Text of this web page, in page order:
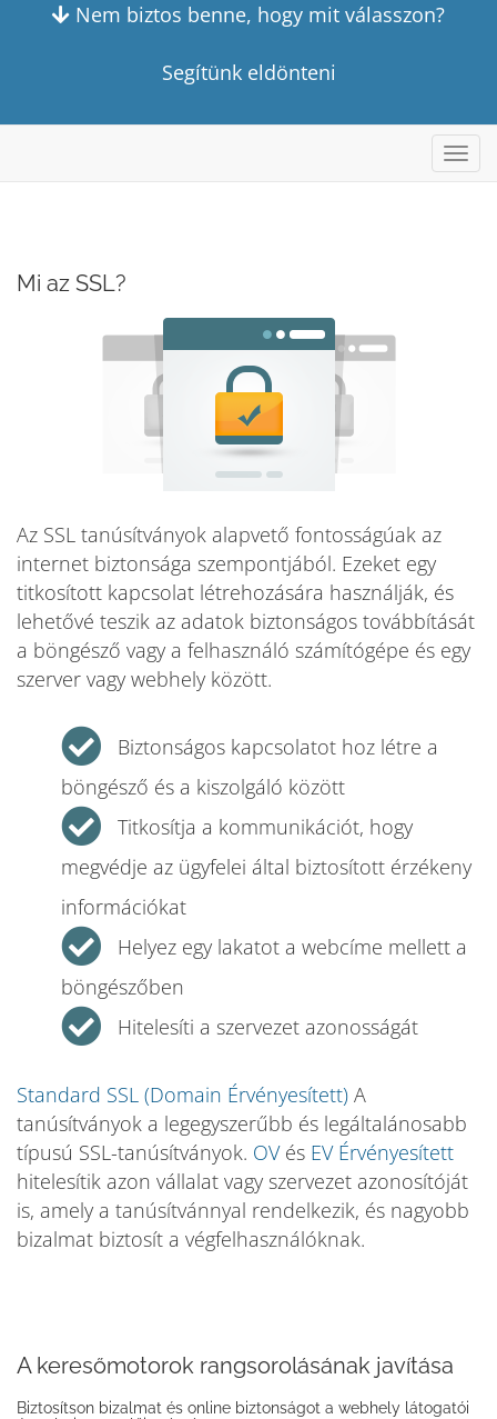
Nem biztos benne, hogy mit válasszon?
Segítünk eldönteni
a
Mi az SSL?
Az SSL tanúsítványok alapvető fontosságúak az
internet biztonsága szempontjából. Ezeket egy
titkosított kapcsolat létrehozására használják, és
lehetővé teszik az adatok biztonságos továbbítását
a böngésző vagy a felhasználó számítógépe és egy
szerver vagy webhely között.
Biztonságos kapcsolatot hoz létre a
böngésző és a kiszolgáló között
Titkosítja a kommunikációt, hogy
megvédje az ügyfelei által biztosított érzékeny
információkat
Helyez egy lakatot a webcíme mellett a
böngészőben
Hitelesíti a szervezet azonosságát
Standard SSL (Domain Érvényesített) A
tanúsítványok a legegyszerűbb és legáltalánosabb
típusú SSL-tanúsítványok. OVés EV Érvényesített
hitelesítik azon vállalat vagy szervezet azonosítóját
is, amely a tanúsítvánnyal rendelkezik, és nagyobb
bizalmat biztosít a végfelhasználóknak.
A keresőmotorok rangsorolásának javítása
Biztosítson bizalmat és online biztonságot a webhely látogatói